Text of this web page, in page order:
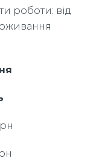
роботи: від